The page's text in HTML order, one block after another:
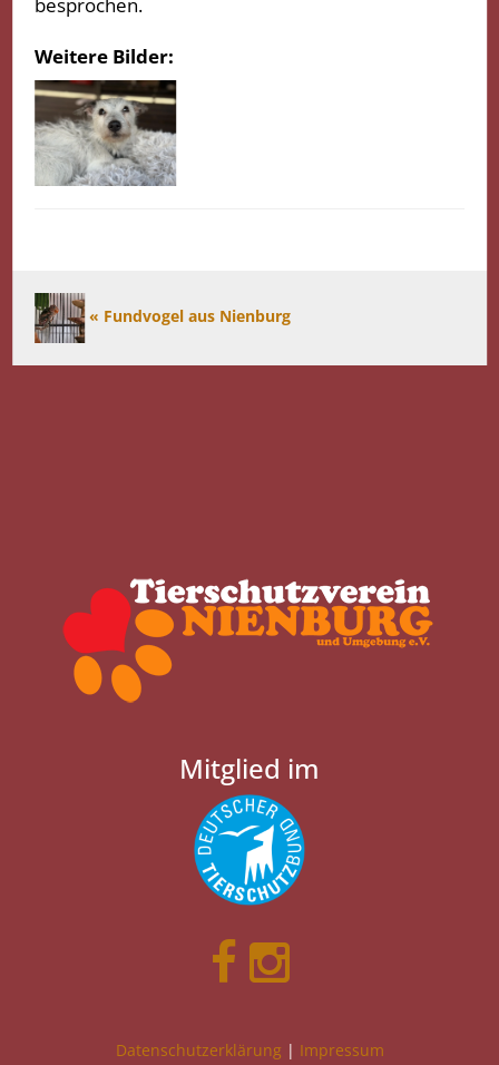
Weitere Bilder:
« Fundvogel aus Nienburg
Mitglied im
Datenschutzerklärung | Impressum